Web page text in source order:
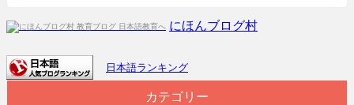
にほんブログ村
日本語ランキング
カテゴリー